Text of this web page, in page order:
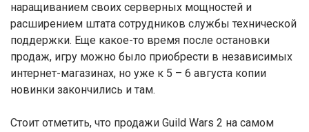
наращиванием своих серверных мощностей и
расширением штата сотрудников службы технической
поддержки. Еще какое-то время после остановки
продаж, игру можно было приобрести в независимых
интернет-магазинах, но уже к 5 – 6 августа копии
новинки закончились и там.
Стоит отметить, что продажи Guild Wars 2 на самом